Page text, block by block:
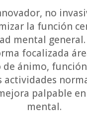
no
la función
mental
focalizada
ánimo,
palpable
mental.